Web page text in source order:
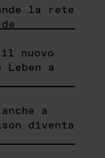
la rete
nuovo
a
a
diventa